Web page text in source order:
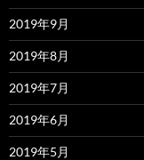
2019年9月
2019年8月
2019年7月
2019年6月
2019年5月